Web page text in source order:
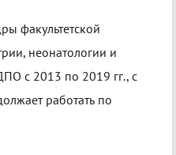
факультетской
неонатологии и
с 2013 по 2019 гг., с
работать по